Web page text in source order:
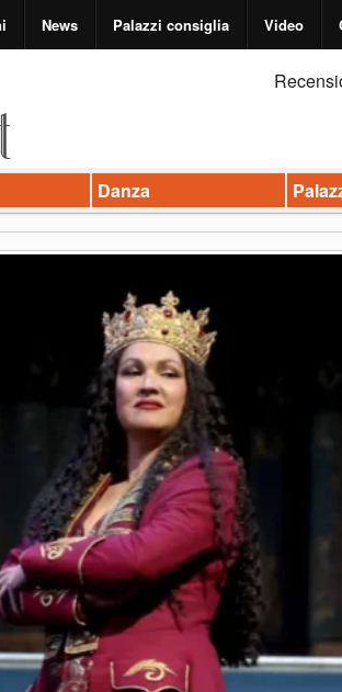
News Palazzi consiglia Video
Danza